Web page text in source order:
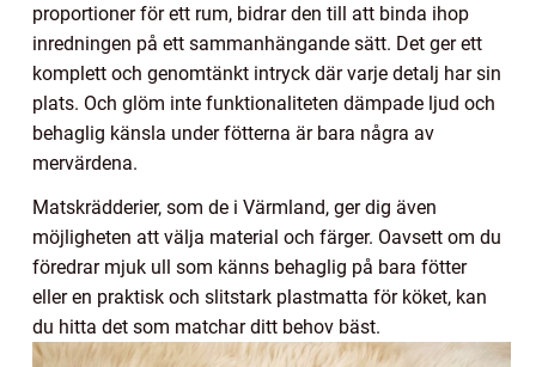
proportioner för ett rum, bidrar den till att binda ihop
inredningen på ett sammanhängande sätt. Det ger ett
komplett och genomtänkt intryck där varje detalj har sin
plats. Och glöm inte funktionaliteten dämpade ljud och
behaglig känsla under fötterna är bara några av
mervärdena.
Matskrädderier, som de i Värmland, ger dig även
möjligheten att välja material och färger. Oavsett om du
föredrar mjuk ull som känns behaglig på bara fötter
eller en praktisk och slitstark plastmatta för köket, kan
du hitta det som matchar ditt behov bäst.